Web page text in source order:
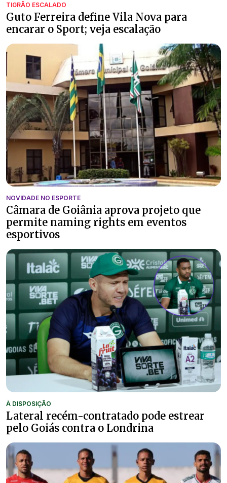
TIGRÃO ESCALADO
Guto Ferreira define Vila Nova para
encarar o Sport; veja escalação
NOVIDADE NO ESPORTE
Câmara de Goiânia aprova projeto que
permite naming rights em eventos
esportivos
À DISPOSIÇÃO
Lateral recém-contratado pode estrear
pelo Goiás contra o Londrina